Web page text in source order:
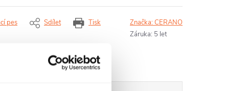
Tisk
pes Sdílet Značka:CERANO
Záruka: 5 let